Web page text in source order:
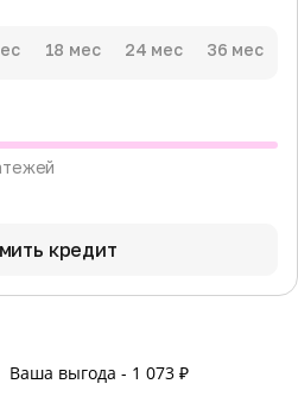
Ваша выгода - 1 073 ₽
18 мес 24 мес 36 мес
кредит